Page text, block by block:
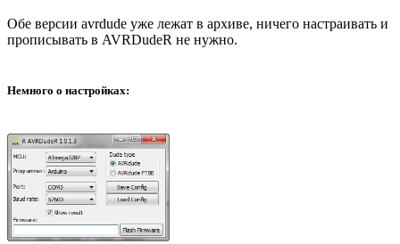
Обе версии avrdude уже лежат в архиве, ничего настраивать и
прописывать в AVRDudeR не нужно.
Немного о настройках: